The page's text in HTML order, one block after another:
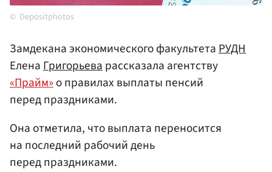
Depositphotos
Замдекана экономического факультетаРУДН
ЕленаГригорьеварассказала агентству
«Прайм»о правилах выплаты пенсий
перед праздниками.
Она отметила, что выплата переносится
на последний рабочий день
перед праздниками.